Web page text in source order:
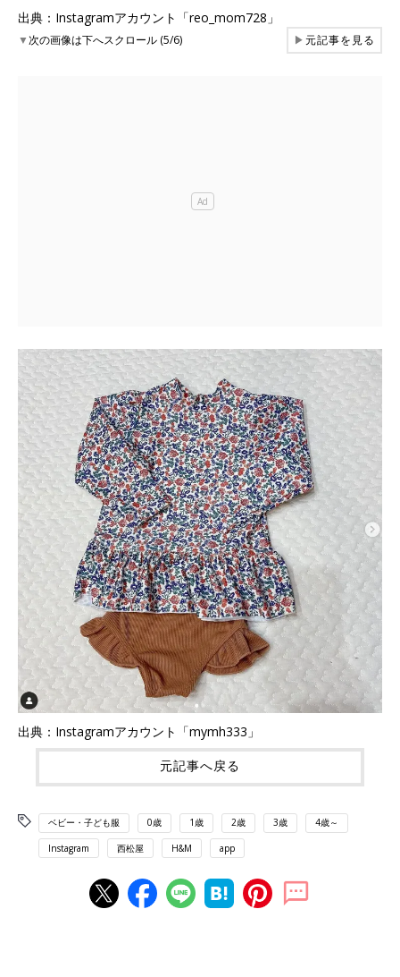
出典：Instagramアカウント「reo_mom728」
▼次の画像は下へスクロール (5/6) ▶元記事を見る
出典：Instagramアカウント「mymh333」
元記事へ戻る
ベビー・子ども服 0歳 1歳 2歳 3歳 4歳～
Instagram 西松屋 H&M app